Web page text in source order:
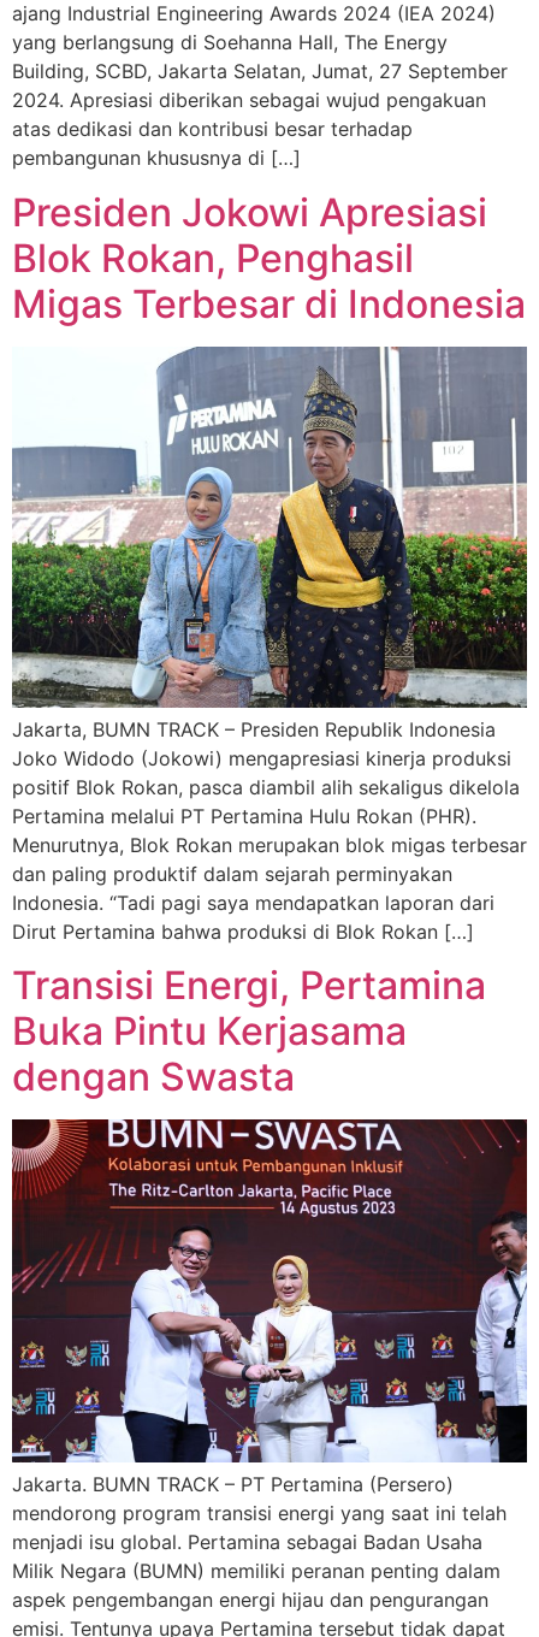
ajang Industrial Engineering Awards 2024 (IEA 2024)
yang berlangsung di Soehanna Hall, The Energy
Building, SCBD, Jakarta Selatan, Jumat, 27 September
2024. Apresiasi diberikan sebagai wujud pengakuan
atas dedikasi dan kontribusi besar terhadap
pembangunan khususnya di […]
Presiden Jokowi Apresiasi
Blok Rokan, Penghasil
Migas Terbesar di Indonesia
Jakarta, BUMN TRACK – Presiden Republik Indonesia
Joko Widodo (Jokowi) mengapresiasi kinerja produksi
positif Blok Rokan, pasca diambil alih sekaligus dikelola
Pertamina melalui PT Pertamina Hulu Rokan (PHR).
Menurutnya, Blok Rokan merupakan blok migas terbesar
dan paling produktif dalam sejarah perminyakan
Indonesia. “Tadi pagi saya mendapatkan laporan dari
Dirut Pertamina bahwa produksi di Blok Rokan […]
Transisi Energi, Pertamina
Buka Pintu Kerjasama
dengan Swasta
Jakarta. BUMN TRACK – PT Pertamina (Persero)
mendorong program transisi energi yang saat ini telah
menjadi isu global. Pertamina sebagai Badan Usaha
Milik Negara (BUMN) memiliki peranan penting dalam
aspek pengembangan energi hijau dan pengurangan
emisi. Tentunya upaya Pertamina tersebut tidak dapat